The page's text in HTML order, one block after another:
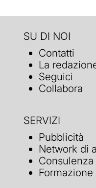
SU DI NOI
Contatti
La
Seguici
Collabora
SERVIZI
Pubblicità
Network di